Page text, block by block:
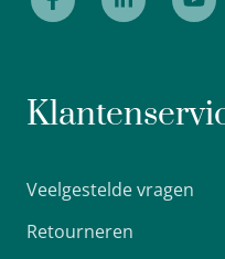
Veelgestelde vragen
Retourneren